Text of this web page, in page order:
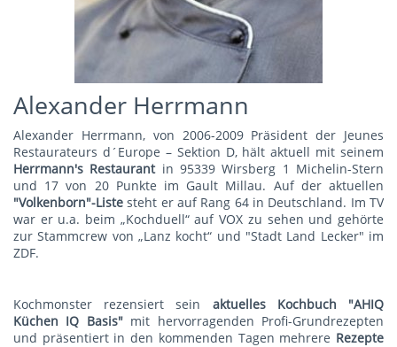
Alexander Herrmann
Alexander Herrmann, von 2006-2009 Präsident der Jeunes
Restaurateurs d´Europe – Sektion D, hält aktuell mit seinem
Herrmann's Restaurant in 95339 Wirsberg 1 Michelin-Stern
und 17 von 20 Punkte im Gault Millau. Auf der aktuellen
"Volkenborn"-Liste steht er auf Rang 64 in Deutschland. Im TV
war er u.a. beim „Kochduell“ auf VOX zu sehen und gehörte
zur Stammcrew von „Lanz kocht“ und "Stadt Land Lecker" im
ZDF.
Kochmonster rezensiert sein aktuelles Kochbuch "AHIQ
Küchen IQ Basis" mit hervorragenden Profi-Grundrezepten
und präsentiert in den kommenden Tagen mehrere Rezepte